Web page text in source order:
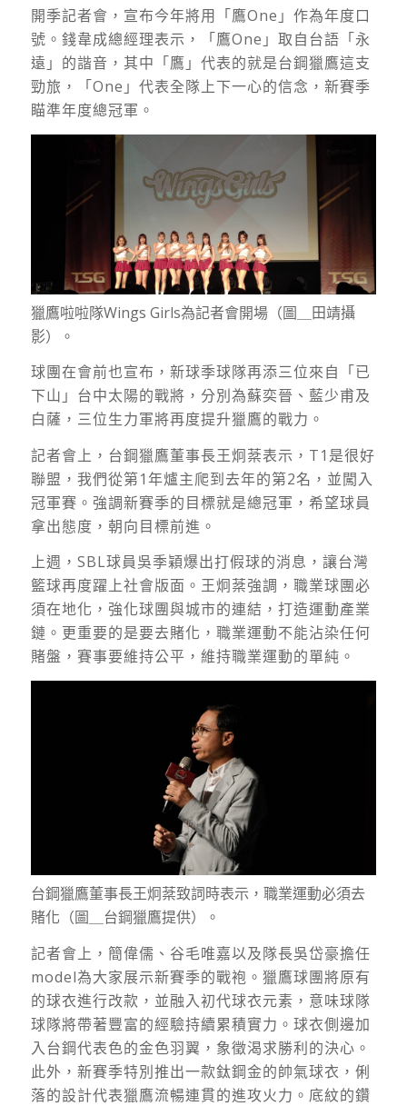
開季記者會，宣布今年將用「鷹One」作為年度口
號。錢韋成總經理表示，「鷹One」取自台語「永
遠」的諧音，其中「鷹」代表的就是台鋼獵鷹這支
勁旅，「One」代表全隊上下一心的信念，新賽季
瞄準年度總冠軍。
獵鷹啦啦隊Wings Girls為記者會開場（圖＿田靖攝
影）。
球團在會前也宣布，新球季球隊再添三位來自「已
下山」台中太陽的戰將，分別為蘇奕晉、藍少甫及
白薩，三位生力軍將再度提升獵鷹的戰力。
記者會上，台鋼獵鷹董事長王炯棻表示，T1是很好
聯盟，我們從第1年爐主爬到去年的第2名，並闖入
冠軍賽。強調新賽季的目標就是總冠軍，希望球員
拿出態度，朝向目標前進。
上週，SBL球員吳季穎爆出打假球的消息，讓台灣
籃球再度躍上社會版面。王炯棻強調，職業球團必
須在地化，強化球團與城市的連結，打造運動產業
鏈。更重要的是要去賭化，職業運動不能沾染任何
賭盤，賽事要維持公平，維持職業運動的單純。
台鋼獵鷹董事長王炯棻致詞時表示，職業運動必須去
賭化（圖＿台鋼獵鷹提供）。
記者會上，簡偉儒、谷毛唯嘉以及隊長吳岱豪擔任
model為大家展示新賽季的戰袍。獵鷹球團將原有
的球衣進行改款，並融入初代球衣元素，意味球隊
球隊將帶著豐富的經驗持續累積實力。球衣側邊加
入台鋼代表色的金色羽翼，象徵渴求勝利的決心。
此外，新賽季特別推出一款鈦鋼金的帥氣球衣，俐
落的設計代表獵鷹流暢連貫的進攻火力。底紋的鑽